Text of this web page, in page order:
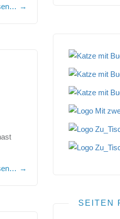
→
→
SEITEN